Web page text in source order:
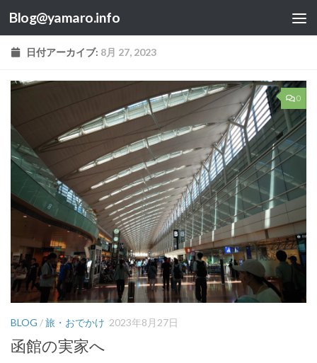
コンテンツへスキップ
Blog@yamaro.info
日付アーカイブ: 8月 27, 2023
0
BLOG /旅・おでかけ 2023年8月27日
函館の実家へ